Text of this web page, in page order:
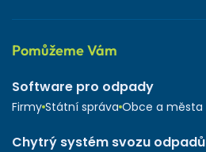
Pomůžeme Vám
Software pro odpady
Firmy Státní správa Obce a města
Chytrý systém svozu odpadů